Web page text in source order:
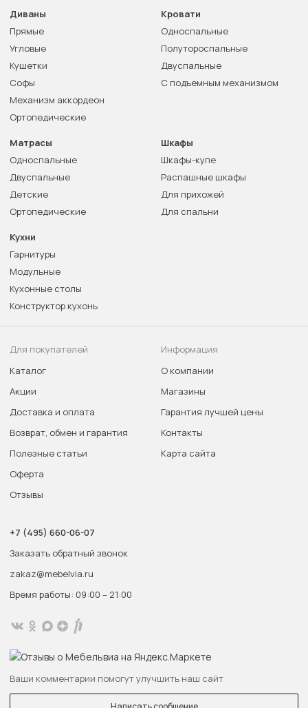
Диваны
Прямые
Угловые
Кушетки
Софы
Механизм аккордеон
Ортопедические
Кровати
Односпальные
Полутороспальные
Двуспальные
С подъемным механизмом
Матрасы
Односпальные
Двуспальные
Детские
Ортопедические
Шкафы
Шкафы-купе
Распашные шкафы
Для прихожей
Для спальни
Кухни
Гарнитуры
Модульные
Кухонные столы
Конструктор кухонь
Для покупателей
Каталог
Акции
Доставка и оплата
Возврат, обмен и гарантия
Полезные статьи
Оферта
Отзывы
Информация
О компании
Магазины
Гарантия лучшей цены
Контакты
Карта сайта
+7 (495) 660-06-07
Заказать обратный звонок
zakaz@mebelvia.ru
Время работы: 09:00 – 21:00
Ваши комментарии помогут улучшить наш сайт